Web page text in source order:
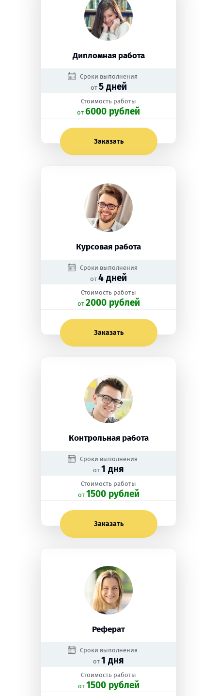
Дипломная работа
Сроки выполнения
от 5 дней
Стоимость работы
oт 6000 рублей
Заказать
Курсовая работа
Сроки выполнения
от 4 дней
Стоимость работы
oт 2000 рублей
Заказать
Контрольная работа
Сроки выполнения
от 1 дня
Стоимость работы
oт 1500 рублей
Заказать
Реферат
Сроки выполнения
от 1 дня
Стоимость работы
oт 1500 рублей